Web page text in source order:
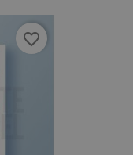
favorite_border